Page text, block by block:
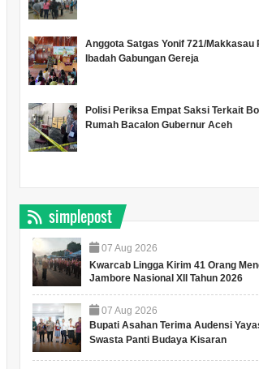
Anggota Satgas Yonif 721/Makkasau
Ibadah Gabungan Gereja
Polisi Periksa Empat Saksi Terkait
Rumah Bacalon Gubernur Aceh
simplepost
07 Aug 2026
Kwarcab Lingga Kirim 41 Orang
Jambore Nasional XII Tahun 2026
07 Aug 2026
Bupati Asahan Terima Audensi
Swasta Panti Budaya Kisaran